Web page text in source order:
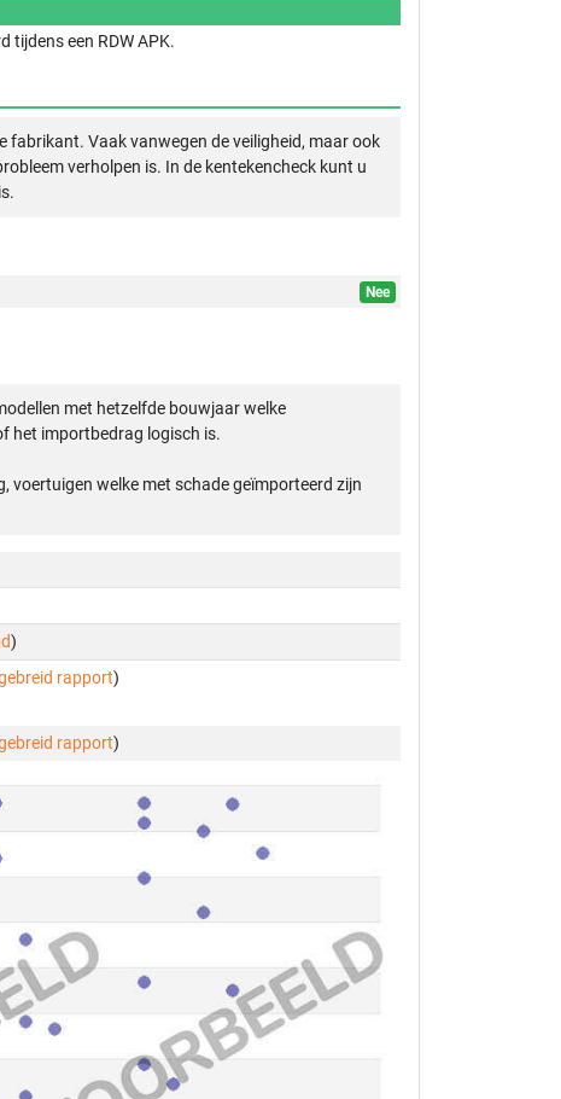
tijdens een RDW APK.
fabrikant. Vaak vanwegen de veiligheid, maar ook
verholpen is. In de kentekencheck kunt u
Nee
met hetzelfde bouwjaar welke
het importbedrag logisch is.
voertuigen welke met schade geïmporteerd zijn
)
rapport)
rapport)